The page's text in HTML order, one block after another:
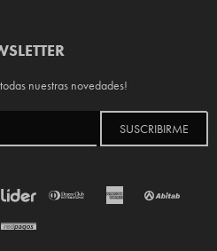
nuestras novedades!
SUSCRIBIRME